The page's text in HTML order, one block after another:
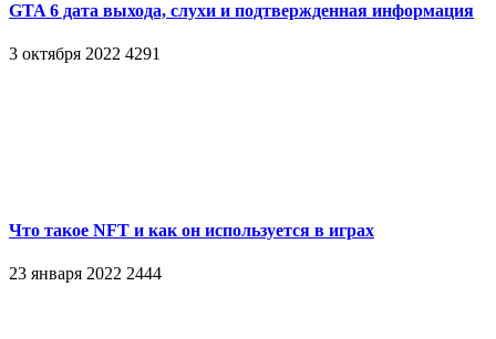
GTA 6 дата выхода, слухи и подтвержденная информация
3 октября 2022 4291
Что такое NFT и как он используется в играх
23 января 2022 2444